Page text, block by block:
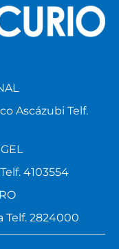
Ascázubi Telf.
4103554
Telf. 2824000